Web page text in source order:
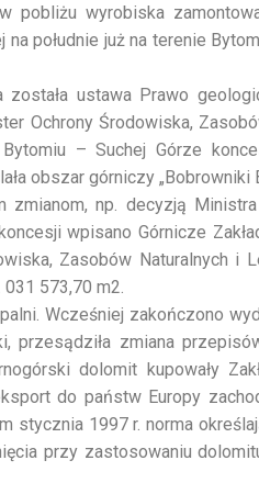
pobliżu wyrobiska
południe już na terenie
ustawa Prawo
Ochrony Środowiska,
Bytomiu – Suchej Górze
obszar górniczy
zmianom, np. decyzją
wpisano Górnicze
Zasobów Naturalnych i
573,70 m2.
Wcześniej zakończono
przesądziła zmiana
dolomit kupowały
do państw Europy
stycznia 1997 r. norma
przy zastosowaniu